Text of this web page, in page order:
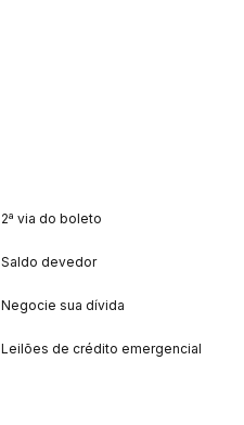
2ª via do boleto
Saldo devedor
Negocie sua dívida
Leilões de crédito emergencial